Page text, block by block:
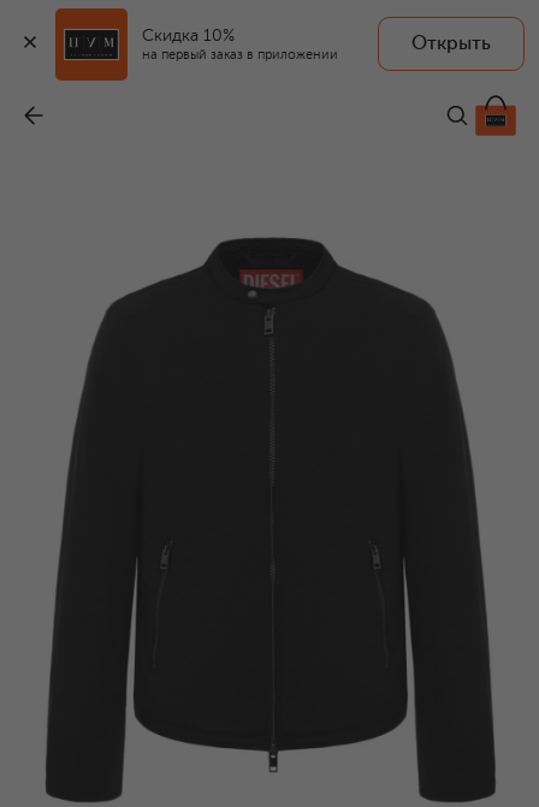
Скидка 10%
на первый заказ в приложении
Открыть